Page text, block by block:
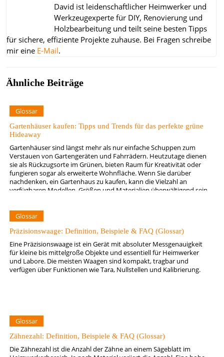
David ist leidenschaftlicher Heimwerker und
Werkzeugexperte für DIY, Renovierung und
Holzbearbeitung und teilt seine besten Tipps
für sichere, effiziente Projekte zuhause. Bei Fragen schreibe
mir eine E-Mail.
Ähnliche Beiträge
Glossar
Gartenhäuser kaufen: Tipps und Trends für das perfekte grüne
Hideaway
Gartenhäuser sind längst mehr als nur einfache Schuppen zum
Verstauen von Gartengeräten und Fahrrädern. Heutzutage dienen
sie als Rückzugsorte im Grünen, bieten Raum für Kreativität oder
fungieren sogar als erweiterte Wohnfläche. Wenn Sie darüber
nachdenken, ein Gartenhaus zu kaufen, kann die Vielzahl an
verfügbaren Modellen, Größen und Materialien überwältigend sein.
Glossar
Präzisionswaage: Definition, Beispiele & FAQ (Glossar)
Eine Präzisionswaage ist ein Gerät mit absoluter Messgenauigkeit
für kleine bis mittelgroße Objekte und essentiell für Heimwerker
und Labore. Die meisten Waagen sind kompakt, tragbar und
verfügen über Funktionen wie Tara, Nullstellen und Kalibrierung.
Glossar
Zähnezahl: Definition, Beispiele & FAQ (Glossar)
Die Zähnezahl ist die Anzahl der Zähne an einem Sägeblatt im